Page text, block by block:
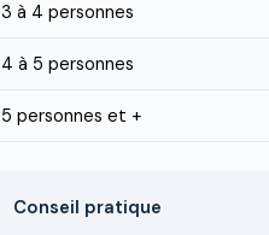
3 à 4 personnes
4 à 5 personnes
5 personnes et +
Conseil pratique